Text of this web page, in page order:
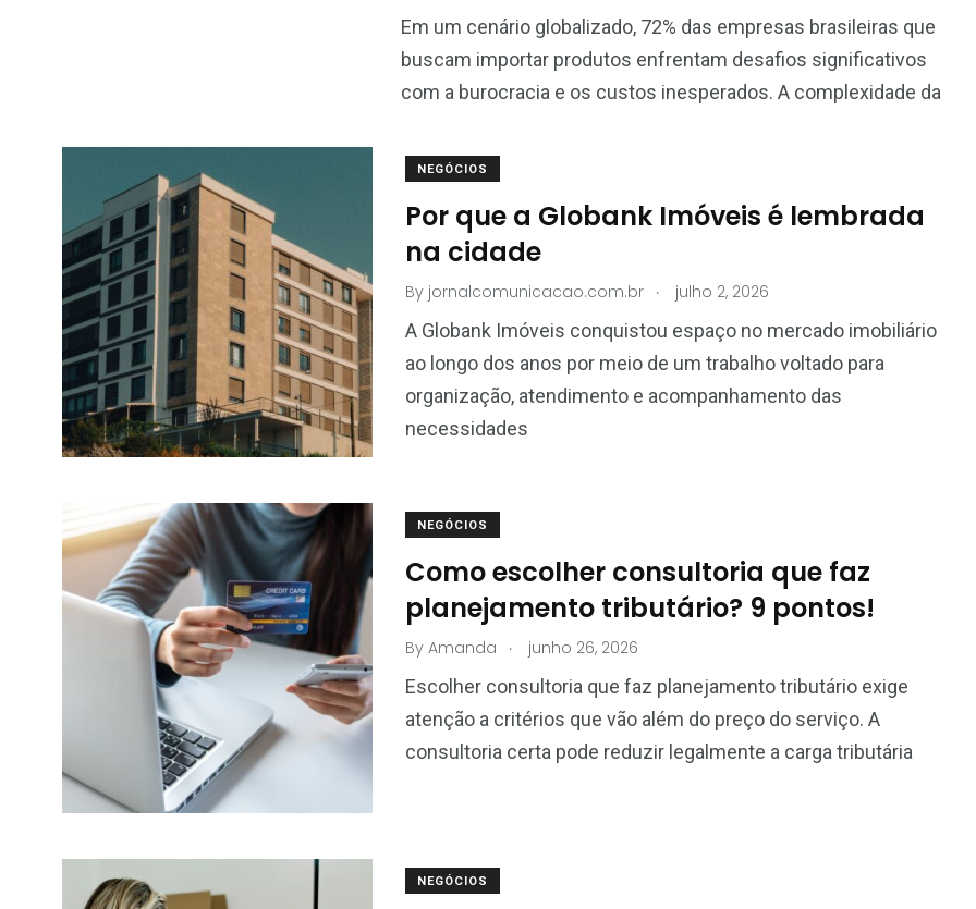
Em um cenário globalizado, 72% das empresas brasileiras que
buscam importar produtos enfrentam desafios significativos
com a burocracia e os custos inesperados. A complexidade da
NEGÓCIOS
Por que a Globank Imóveis é lembrada
na cidade
By jornalcomunicacao.com.br . julho 2, 2026
A Globank Imóveis conquistou espaço no mercado imobiliário
ao longo dos anos por meio de um trabalho voltado para
organização, atendimento e acompanhamento das
necessidades
NEGÓCIOS
Como escolher consultoria que faz
planejamento tributário? 9 pontos!
By Amanda . junho 26, 2026
Escolher consultoria que faz planejamento tributário exige
atenção a critérios que vão além do preço do serviço. A
consultoria certa pode reduzir legalmente a carga tributária
NEGÓCIOS